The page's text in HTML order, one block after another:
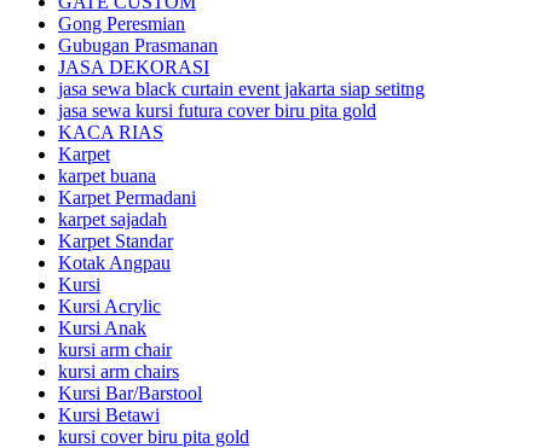
Gong Peresmian
Gubugan Prasmanan
JASA DEKORASI
jasa sewa black curtain event jakarta siap setitng
jasa sewa kursi futura cover biru pita gold
KACA RIAS
Karpet
karpet buana
Karpet Permadani
karpet sajadah
Karpet Standar
Kotak Angpau
Kursi
Kursi Acrylic
Kursi Anak
kursi arm chair
kursi arm chairs
Kursi Bar/Barstool
Kursi Betawi
kursi cover biru pita gold